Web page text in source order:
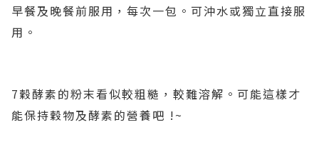
早餐及晚餐前服用，每次一包。可沖水或獨立直接服
用。
7穀酵素的粉末看似較粗糙，較難溶解。可能這樣才
能保持穀物及酵素的營養吧 !~